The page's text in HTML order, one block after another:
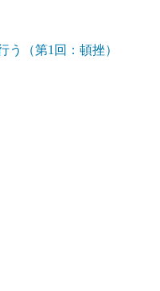
う（第1回：頓挫）